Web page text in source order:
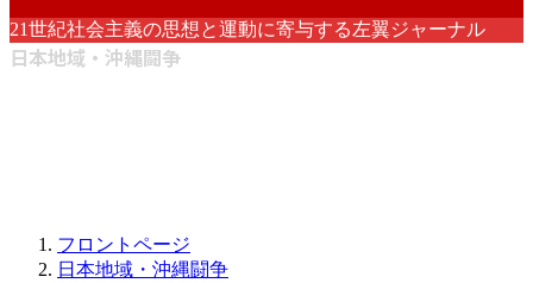
21世紀社会主義の思想と運動に寄与する左翼ジャーナル
日本地域・沖縄闘争
フロントページ
日本地域・沖縄闘争